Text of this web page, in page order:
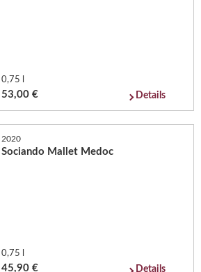
0,75 l
53,00 € Details
2020
Sociando Mallet Medoc
0,75 l
45,90 € Details